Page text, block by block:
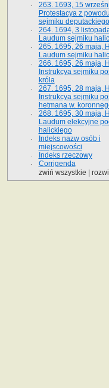
263. 1693, 15
Protestacya z
sejmiku deputackiego
264. 1694, 3
Laudum sejmiku
265. 1695, 26 maja,
Laudum sejmiku
266. 1695, 26 maja,
Instrukcya sejmiku
króla
267. 1695, 28 maja,
Instrukcya sejmiku
hetmana w.
268. 1695, 30 maja,
Laudum elekcyjne
halickiego
Indeks nazw osób i
miejscowości
Indeks rzeczowy
Corrigenda
zwiń wszystkie